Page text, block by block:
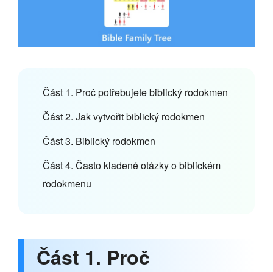
Část 1. Proč potřebujete biblický rodokmen
Část 2. Jak vytvořit biblický rodokmen
Část 3. Biblický rodokmen
Část 4. Často kladené otázky o biblickém
rodokmenu
Část 1. Proč